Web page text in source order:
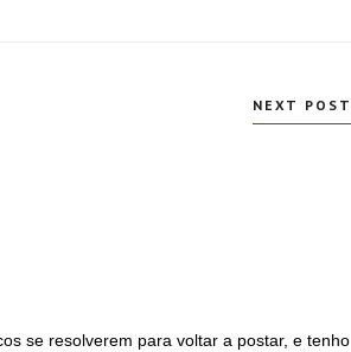
NEXT POST
se resolverem para voltar a postar, e tenho